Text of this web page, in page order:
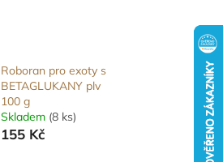
Roboran pro exoty s
BETAGLUKANY plv
100 g
Skladem (8 ks)
155 Kč